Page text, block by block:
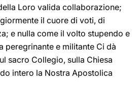
Loro valida collaborazione;
il cuore di voti, di
e nulla come il volto stupendo e
peregrinante e militante Ci dà
sacro Collegio, sulla Chiesa
intero la Nostra Apostolica